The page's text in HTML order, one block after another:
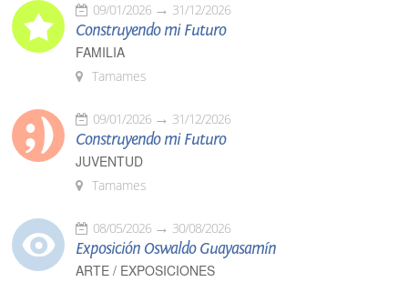
09/01/2026 31/12/2026
Construyendo mi Futuro
FAMILIA
Tamames
09/01/2026 31/12/2026
Construyendo mi Futuro
JUVENTUD
Tamames
08/05/2026 30/08/2026
Exposición Oswaldo Guayasamín
ARTE / EXPOSICIONES